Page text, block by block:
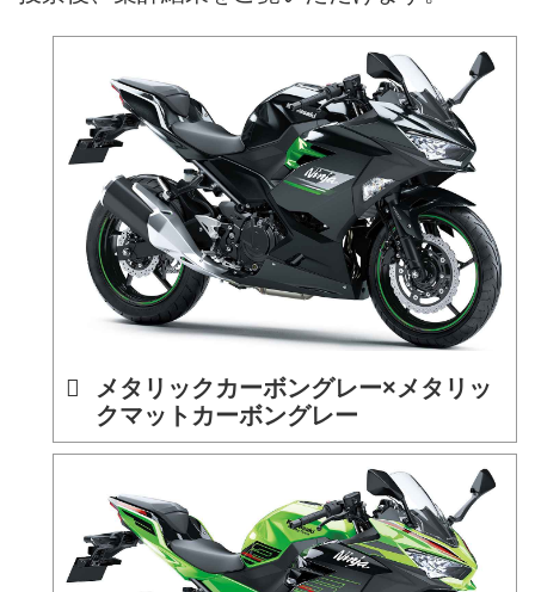
メタリックカーボングレー×メタリッ
クマットカーボングレー